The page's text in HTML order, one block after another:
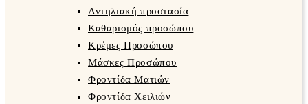
Αντηλιακή προστασία
Καθαρισμός προσώπου
Κρέμες Προσώπου
Μάσκες Προσώπου
Φροντίδα Ματιών
Φροντίδα Χειλιών